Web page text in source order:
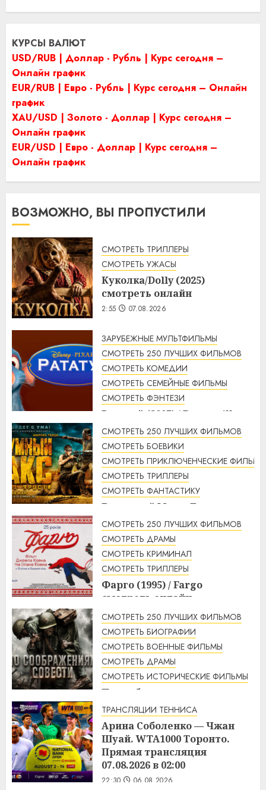
КУРСЫ ВАЛЮТ
USD/RUB | Доллар - Рубль | Курс сегодня –
Онлайн график
EUR/RUB | Евро - Рубль | Курс сегодня – Онлайн
график
XAU/USD | Золото - Доллар | Курс сегодня –
Онлайн график
EUR/USD | Евро - Доллар | Курс сегодня –
Онлайн график
ВОЗМОЖНО, ВЫ ПРОПУСТИЛИ
СМОТРЕТЬ ТРИЛЛЕРЫ
СМОТРЕТЬ УЖАСЫ
Куколка/Dolly (2025)
смотреть онлайн
2:55 07.08.2026
ЗАРУБЕЖНЫЕ МУЛЬТФИЛЬМЫ
СМОТРЕТЬ 250 ЛУЧШИХ ФИЛЬМОВ
СМОТРЕТЬ КОМЕДИИ
СМОТРЕТЬ СЕМЕЙНЫЕ ФИЛЬМЫ
СМОТРЕТЬ ФЭНТЕЗИ
Рататуй (2007) / Ratatouille
смотреть онлайн
2:32 07.08.2026
СМОТРЕТЬ 250 ЛУЧШИХ ФИЛЬМОВ
СМОТРЕТЬ БОЕВИКИ
СМОТРЕТЬ ПРИКЛЮЧЕНЧЕСКИЕ ФИЛЬМЫ
СМОТРЕТЬ ТРИЛЛЕРЫ
СМОТРЕТЬ ФАНТАСТИКУ
Безумный Макс: Дорога
ярости (2015) / Mad Max: Fury
Road смотреть онлайн
1:56 07.08.2026
СМОТРЕТЬ 250 ЛУЧШИХ ФИЛЬМОВ
СМОТРЕТЬ ДРАМЫ
СМОТРЕТЬ КРИМИНАЛ
СМОТРЕТЬ ТРИЛЛЕРЫ
Фарго (1995) / Fargo
смотреть онлайн
1:49 07.08.2026
СМОТРЕТЬ 250 ЛУЧШИХ ФИЛЬМОВ
СМОТРЕТЬ БИОГРАФИИ
СМОТРЕТЬ ВОЕННЫЕ ФИЛЬМЫ
СМОТРЕТЬ ДРАМЫ
СМОТРЕТЬ ИСТОРИЧЕСКИЕ ФИЛЬМЫ
По соображениям совести
(2016) / Hacksaw Ridge
смотреть онлайн
1:12 07.08.2026
ТРАНСЛЯЦИИ ТЕННИСА
Арина Соболенко — Чжан
Шуай. WTA1000 Торонто.
Прямая трансляция
07.08.2026 в 02:00
22:30 06.08.2026